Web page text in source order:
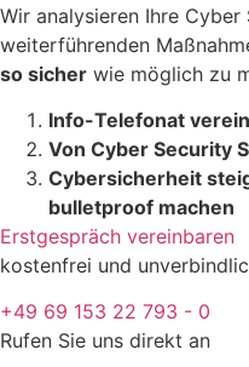
Wir analysieren Ihre
weiterführenden
so sicher wie möglich zu
Info-Telefonat
Von Cyber Security
Cybersicherheit
bulletproof machen
Erstgespräch vereinbaren
kostenfrei und
+49 69 153 22 793 - 0
Rufen Sie uns direkt an